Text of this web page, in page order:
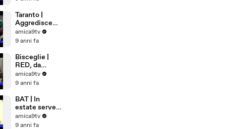
Taranto |
Aggredisce
anzia in
ospedale
amica9tv
9 anni fa
Bisceglie |
RED, da
Settembre
lavoro per 81
amica9tv
9 anni fa
BAT | In
estate serve
più sangue,
appello alla
amica9tv
9 anni fa